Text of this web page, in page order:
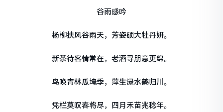
谷雨感吟
杨柳扶风谷雨天，芳姿硕大牡丹妍。
新茶待客情常在，老酒寻朋意更绵。
鸟唤青林瓜埯季，萍生渌水鹤归川。
凭栏莫叹春将尽，四月禾苗兆稔年。